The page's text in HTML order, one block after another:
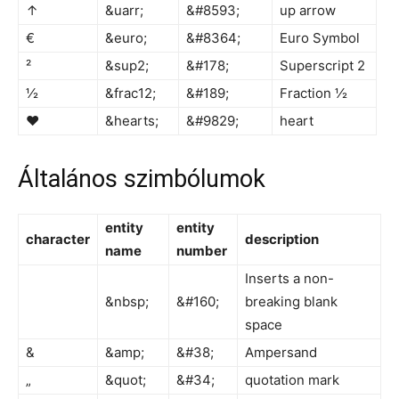
↑ &uarr; &#8593;
up arrow
€
&euro; &#8364;
Euro Symbol
²
&sup2; &#178;
Superscript 2
½
&frac12; &#189;
Fraction ½
♥
&hearts; &#9829; heart
Általános szimbólumok
character
entity
name
entity
number
description
&nbsp; &#160;
Inserts a non-
breaking blank
space
&
&amp; &#38;
Ampersand
„
&quot; &#34; quotation mark